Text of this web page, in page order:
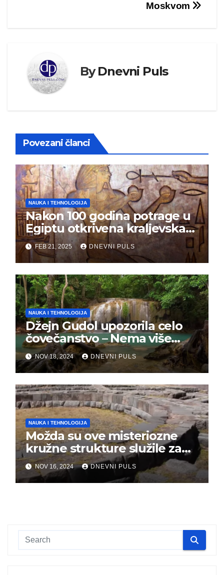
Moskvom
ByDnevni Puls
Povezani članci
NAUKA I TEHNOLOGIJA
Nakon 100 godina potrage u
Egiptu otkrivena kraljevska
grobnica (FOTO)
FEB 21, 2025 DNEVNI PULS
NAUKA I TEHNOLOGIJA
Džejn Gudol upozorila celo
čovečanstvo – Nema više
vremena, masovno
izumiranje je počelo
NOV 18, 2024 DNEVNI PULS
NAUKA I TEHNOLOGIJA
Možda su ove misteriozne
kružne strukture služile za
kontrolu vremena
NOV 16, 2024 DNEVNI PULS